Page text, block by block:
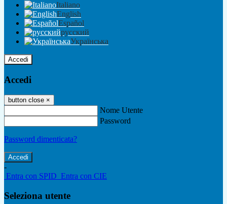
Italiano
English
Español
русский
Українська
Accedi
Accedi
button close ×
Nome Utente
Password
Password dimenticata?
-
Entra con SPID Entra con CIE
Seleziona utente